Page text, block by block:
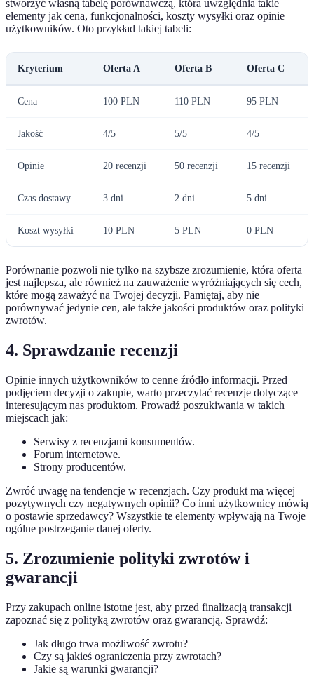
stworzyć własną tabelę porównawczą, która uwzględnia takie
elementy jak cena, funkcjonalności, koszty wysyłki oraz opinie
użytkowników. Oto przykład takiej tabeli:
Kryterium Oferta A Oferta B Oferta C
Cena 100 PLN 110 PLN 95 PLN
Jakość 4/5 5/5 4/5
Opinie 20 recenzji 50 recenzji 15 recenzji
Czas dostawy 3 dni 2 dni 5 dni
Koszt wysyłki 10 PLN 5 PLN 0 PLN
Porównanie pozwoli nie tylko na szybsze zrozumienie, która oferta
jest najlepsza, ale również na zauważenie wyróżniających się cech,
które mogą zaważyć na Twojej decyzji. Pamiętaj, aby nie
porównywać jedynie cen, ale także jakości produktów oraz polityki
zwrotów.
4. Sprawdzanie recenzji
Opinie innych użytkowników to cenne źródło informacji. Przed
podjęciem decyzji o zakupie, warto przeczytać recenzje dotyczące
interesującym nas produktom. Prowadź poszukiwania w takich
miejscach jak:
Serwisy z recenzjami konsumentów.
Forum internetowe.
Strony producentów.
Zwróć uwagę na tendencje w recenzjach. Czy produkt ma więcej
pozytywnych czy negatywnych opinii? Co inni użytkownicy mówią
o postawie sprzedawcy? Wszystkie te elementy wpływają na Twoje
ogólne postrzeganie danej oferty.
5. Zrozumienie polityki zwrotów i
gwarancji
Przy zakupach online istotne jest, aby przed finalizacją transakcji
zapoznać się z polityką zwrotów oraz gwarancją. Sprawdź:
Jak długo trwa możliwość zwrotu?
Czy są jakieś ograniczenia przy zwrotach?
Jakie są warunki gwarancji?